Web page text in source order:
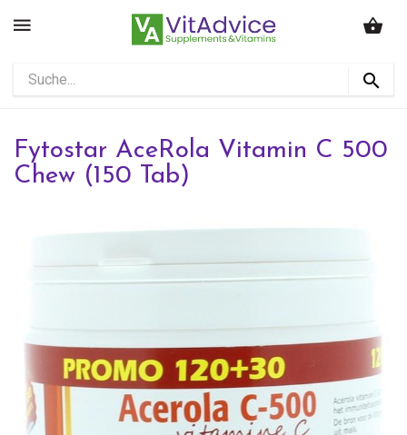
Fytostar AceRola Vitamin C 500
Chew (150 Tab)